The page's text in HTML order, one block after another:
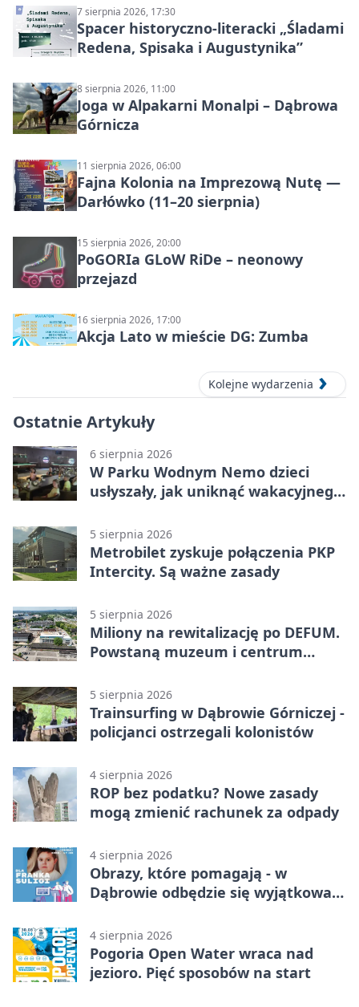
7 sierpnia 2026, 17:30
Spacer historyczno-literacki „Śladami
Redena, Spisaka i Augustynika”
8 sierpnia 2026, 11:00
Joga w Alpakarni Monalpi – Dąbrowa
Górnicza
11 sierpnia 2026, 06:00
Fajna Kolonia na Imprezową Nutę —
Darłówko (11–20 sierpnia)
15 sierpnia 2026, 20:00
PoGORIa GLoW RiDe – neonowy
przejazd
16 sierpnia 2026, 17:00
Akcja Lato w mieście DG: Zumba
Kolejne wydarzenia
Ostatnie Artykuły
6 sierpnia 2026
W Parku Wodnym Nemo dzieci
usłyszały, jak uniknąć wakacyjnego
5 sierpnia 2026
Metrobilet zyskuje połączenia PKP
Intercity. Są ważne zasady
5 sierpnia 2026
Miliony na rewitalizację po DEFUM.
Powstaną muzeum i centrum
5 sierpnia 2026
Trainsurfing w Dąbrowie Górniczej -
policjanci ostrzegali kolonistów
4 sierpnia 2026
ROP bez podatku? Nowe zasady
mogą zmienić rachunek za odpady
4 sierpnia 2026
Obrazy, które pomagają - w
Dąbrowie odbędzie się wyjątkowa
4 sierpnia 2026
Pogoria Open Water wraca nad
jezioro. Pięć sposobów na start